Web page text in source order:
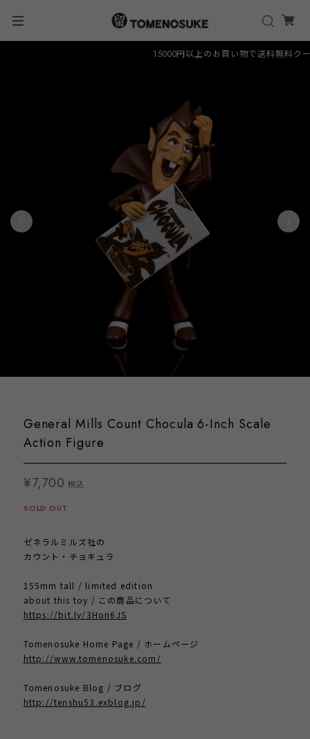
15000円以上のお買い物で送料無料クー
General Mills Count Chocula 6-Inch Scale
Action Figure
¥7,700 税込
SOLD OUT
ゼネラルミルズ社の
カウント・チョキュラ
155mm tall / limited edition
about this toy / この商品について
https://bit.ly/3Hon6JS
Tomenosuke Home Page / ホームページ
http://www.tomenosuke.com/
Tomenosuke Blog / ブログ
http://tenshu53.exblog.jp/